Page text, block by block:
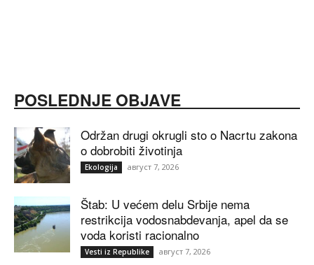
POSLEDNJE OBJAVE
Održan drugi okrugli sto o Nacrtu zakona
o dobrobiti životinja
Ekologija август 7, 2026
Štab: U većem delu Srbije nema
restrikcija vodosnabdevanja, apel da se
voda koristi racionalno
Vesti iz Republike август 7, 2026